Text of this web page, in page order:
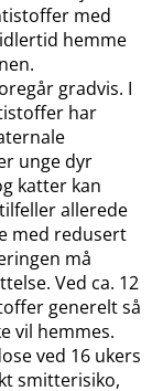
med
hemme
gradvis. I
har
unge dyr
katter kan
allerede
med redusert
må
Ved ca. 12
generelt så
vil hemmes.
ved 16 ukers
smitterisiko,